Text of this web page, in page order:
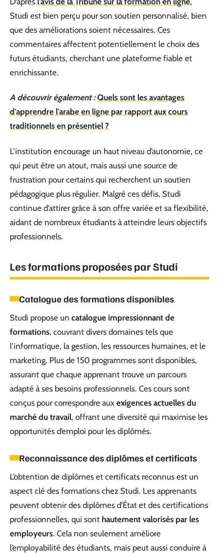
Studi est bien perçu pour son soutien personnalisé, bien
que des améliorations soient nécessaires. Ces
commentaires affectent potentiellement le choix des
futurs étudiants, cherchant une plateforme fiable et
enrichissante.
A découvrir également : Quels sont les avantages
d'apprendre l'arabe en ligne par rapport aux cours
traditionnels en présentiel ?
L’institution encourage un haut niveau d’autonomie, ce
qui peut être un atout, mais aussi une source de
frustration pour certains qui recherchent un soutien
pédagogique plus régulier. Malgré ces défis, Studi
continue d’attirer grâce à son offre variée et sa flexibilité,
aidant de nombreux étudiants à atteindre leurs objectifs
professionnels.
Les formations proposées par Studi
Catalogue des formations disponibles
Studi propose un catalogue impressionnant de
formations, couvrant divers domaines tels que
l’informatique, la gestion, les ressources humaines, et le
marketing. Plus de 150 programmes sont disponibles,
assurant que chaque apprenant trouve un parcours
adapté à ses besoins professionnels. Ces cours sont
conçus pour correspondre aux exigences actuelles du
marché du travail, offrant une diversité qui maximise les
opportunités d’emploi pour les diplômés.
Reconnaissance des diplômes et certificats
L’obtention de diplômes et certificats reconnus est un
aspect clé des formations chez Studi. Les apprenants
peuvent obtenir des diplômes d’État et des certifications
professionnelles, qui sont hautement valorisés par les
employeurs. Cela non seulement améliore
l’employabilité des étudiants, mais peut aussi conduire à